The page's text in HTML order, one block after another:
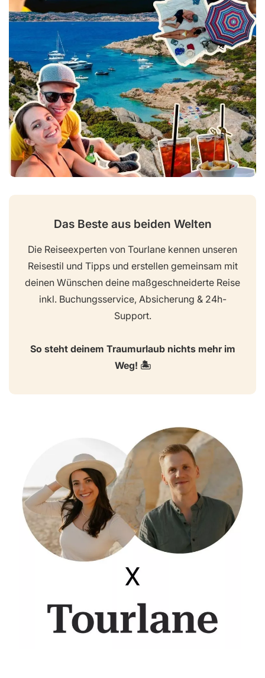
Das Beste aus beiden Welten
Die Reiseexperten von Tourlane kennen unseren
Reisestil und Tipps und erstellen gemeinsam mit
deinen Wünschen deine maßgeschneiderte Reise
inkl. Buchungsservice, Absicherung & 24h-
Support.
So steht deinem Traumurlaub nichts mehr im
Weg! 🏝️